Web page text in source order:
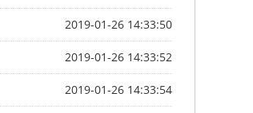
2019-01-26 14:33:50
2019-01-26 14:33:52
2019-01-26 14:33:54